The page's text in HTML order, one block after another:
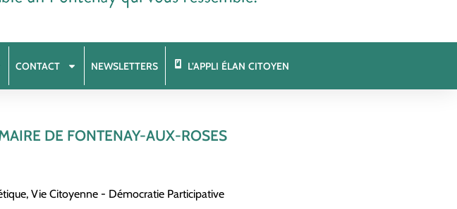
CONTACT NEWSLETTERS L’APPLI ÉLAN CITOYEN
DE FONTENAY-AUX-ROSES
, Vie Citoyenne - Démocratie Participative